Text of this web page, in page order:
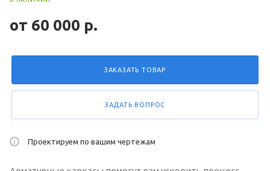
от 60 000 р.
ЗАКАЗАТЬ ТОВАР
ЗАДАТЬ ВОПРОС
Проектируем по вашим чертежам